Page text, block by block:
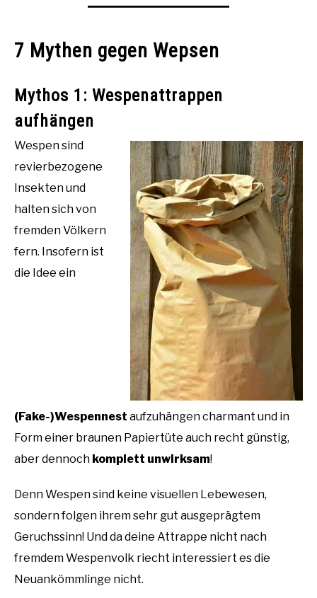
7 Mythen gegen Wepsen
Mythos 1: Wespenattrappen
aufhängen
Wespen sind
revierbezogene
Insekten und
halten sich von
fremden Völkern
fern. Insofern ist
die Idee ein
(Fake-)Wespennest aufzuhängen charmant und in
Form einer braunen Papiertüte auch recht günstig,
aber dennoch komplett unwirksam!
Denn Wespen sind keine visuellen Lebewesen,
sondern folgen ihrem sehr gut ausgeprägtem
Geruchssinn! Und da deine Attrappe nicht nach
fremdem Wespenvolk riecht interessiert es die
Neuankömmlinge nicht.